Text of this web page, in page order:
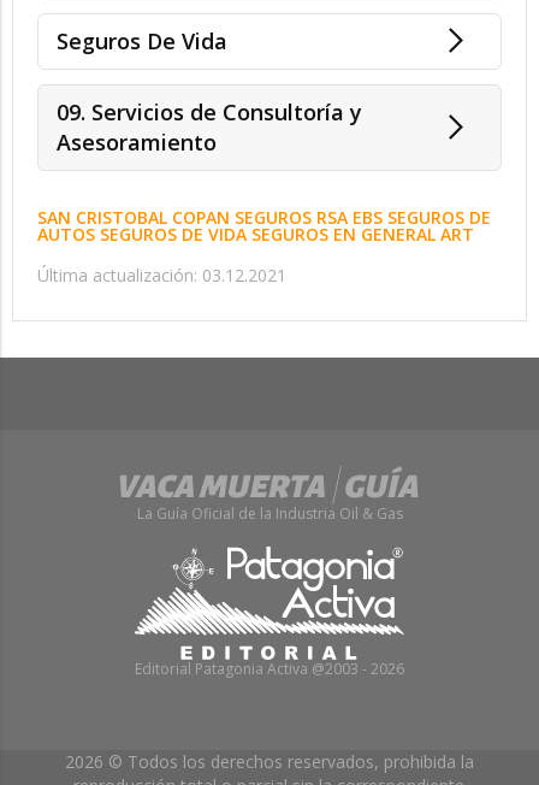
Seguros De Vida
09. Servicios de Consultoría y
Asesoramiento
SAN CRISTOBAL COPAN SEGUROS RSA EBS SEGUROS DE
AUTOS SEGUROS DE VIDA SEGUROS EN GENERAL ART
Última actualización: 03.12.2021
La Guía Oficial de la Industria Oil & Gas
Editorial Patagonia Activa @2003 - 2026
2026 © Todos los derechos reservados, prohibida la